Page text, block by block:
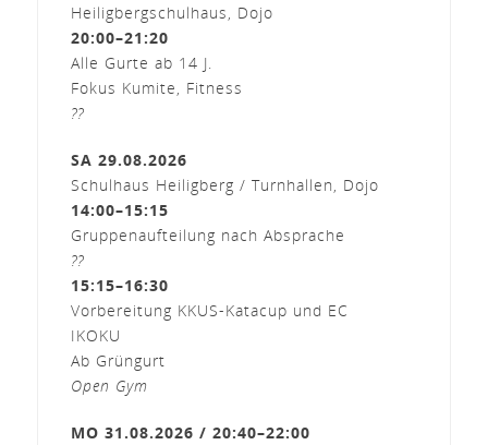
Heiligbergschulhaus, Dojo
20:00–21:20
Alle Gurte ab 14 J.
Fokus Kumite, Fitness
??
SA 29.08.2026
Schulhaus Heiligberg / Turnhallen, Dojo
14:00–15:15
Gruppenaufteilung nach Absprache
??
15:15–16:30
Vorbereitung KKUS-Katacup und EC
IKOKU
Ab Grüngurt
Open Gym
MO 31.08.2026 / 20:40–22:00